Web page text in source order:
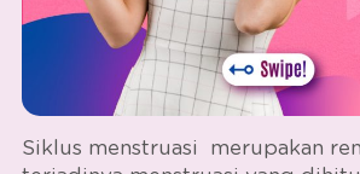
Siklus menstruasi merupakan